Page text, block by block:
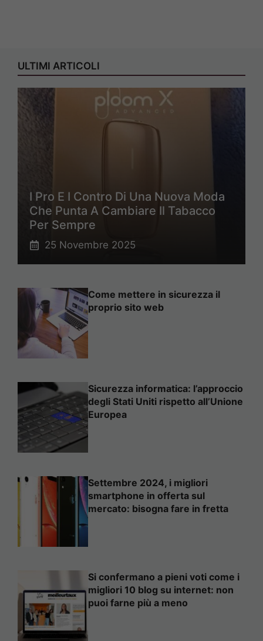
ULTIMI ARTICOLI
I Pro E I Contro Di Una Nuova Moda
Che Punta A Cambiare Il Tabacco
Per Sempre
25 Novembre 2025
Come mettere in sicurezza il
proprio sito web
Sicurezza informatica: l’approccio
degli Stati Uniti rispetto all’Unione
Europea
Settembre 2024, i migliori
smartphone in offerta sul
mercato: bisogna fare in fretta
Si confermano a pieni voti come i
migliori 10 blog su internet: non
puoi farne più a meno